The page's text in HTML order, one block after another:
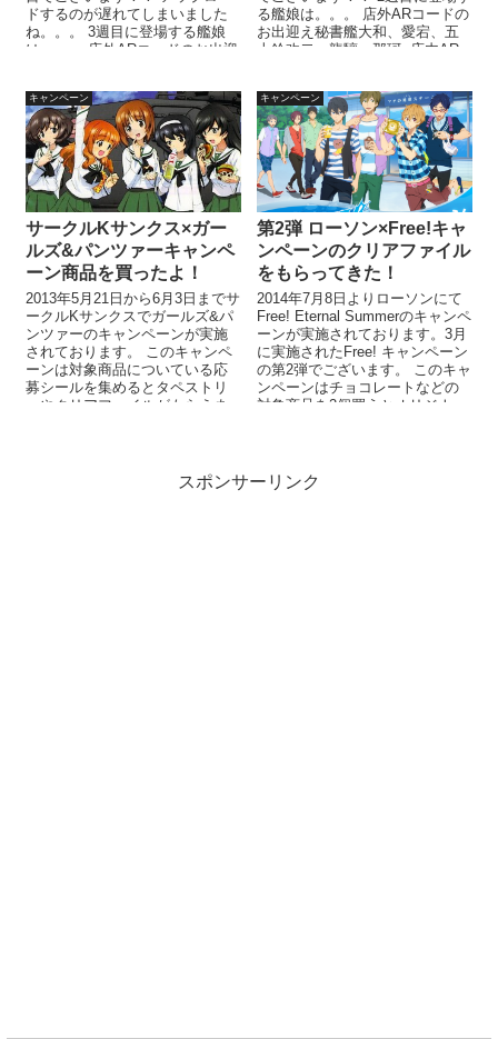
ドするのが遅れてしまいました
ね。。。 3週目に登場する艦娘
は。。。 店外ARコードのお出迎
る艦娘は。。。 店外ARコードの
お出迎え秘書艦大和、愛宕、五
十鈴改二、龍驤、那珂 店内AR
キャンペーン
サークルKサンクス×ガー
ルズ&パンツァーキャンペ
ーン商品を買ったよ！
2013年5月21日から6月3日までサ
ークルKサンクスでガールズ&パ
ンツァーのキャンペーンが実施
されております。 このキャンペ
ーンは対象商品についている応
募シールを集めるとタペストリ
ーやクリアファイルがもらえま
キャンペーン
第2弾 ローソン×Free!キャ
ンペーンのクリアファイル
をもらってきた！
2014年7月8日よりローソンにて
Free! Eternal Summerのキャンペ
ーンが実施されております。3月
に実施されたFree! キャンペーン
の第2弾でございます。 このキャ
ンペーンはチョコレートなどの
対象商品を2個買うとオリジナ...
スポンサーリンク